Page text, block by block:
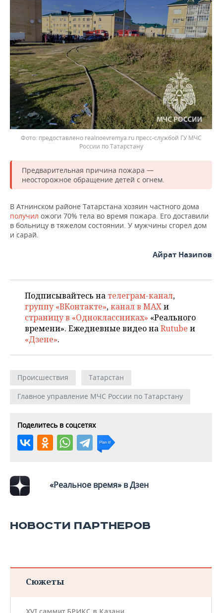
предоставлено realnoevremya.ru пресс-службой ГУ МЧС
России по Татарстану
Предварительная причина пожара —
неосторожное обращение детей с огнем.
В Атнинском районе Татарстана хозяин частного дома
получил ожоги 70% тела во время пожара. Его доставили
в больницу в тяжелом состоянии. У мужчины сгорел дом
и сарай.
Айрат Назипов
Подписывайтесь на телеграм-канал,
группу «ВКонтакте»,канал в MAXи
страницу в «Одноклассниках» «Реального
времени». Ежедневные видео наRutube и
«Дзене».
Происшествия
Татарстан
Главное управление МЧС России по Татарстану
Поделитесь в соцсетях
«Реальное время» в Дзен
НОВОСТИ ПАРТНЕРОВ
Сюжеты